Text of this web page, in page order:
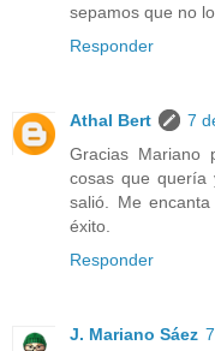
sepamos que no lo
Responder
Athal Bert
7
Gracias Mariano
cosas que quería
salió. Me
éxito.
Responder
J. Mariano Sáez